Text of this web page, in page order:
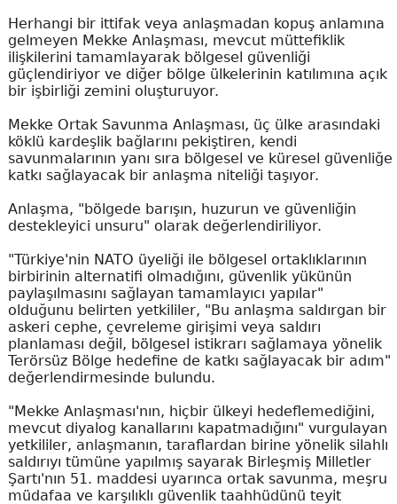
Herhangi bir ittifak veya anlaşmadan kopuş anlamına
gelmeyen Mekke Anlaşması, mevcut müttefiklik
ilişkilerini tamamlayarak bölgesel güvenliği
güçlendiriyor ve diğer bölge ülkelerinin katılımına açık
bir işbirliği zemini oluşturuyor.
Mekke Ortak Savunma Anlaşması, üç ülke arasındaki
köklü kardeşlik bağlarını pekiştiren, kendi
savunmalarının yanı sıra bölgesel ve küresel güvenliğe
katkı sağlayacak bir anlaşma niteliği taşıyor.
Anlaşma, "bölgede barışın, huzurun ve güvenliğin
destekleyici unsuru" olarak değerlendiriliyor.
"Türkiye'nin NATO üyeliği ile bölgesel ortaklıklarının
birbirinin alternatifi olmadığını, güvenlik yükünün
paylaşılmasını sağlayan tamamlayıcı yapılar"
olduğunu belirten yetkililer, "Bu anlaşma saldırgan bir
askeri cephe, çevreleme girişimi veya saldırı
planlaması değil, bölgesel istikrarı sağlamaya yönelik
Terörsüz Bölge hedefine de katkı sağlayacak bir adım"
değerlendirmesinde bulundu.
"Mekke Anlaşması'nın, hiçbir ülkeyi hedeflemediğini,
mevcut diyalog kanallarını kapatmadığını" vurgulayan
yetkililer, anlaşmanın, taraflardan birine yönelik silahlı
saldırıyı tümüne yapılmış sayarak Birleşmiş Milletler
Şartı'nın 51. maddesi uyarınca ortak savunma, meşru
müdafaa ve karşılıklı güvenlik taahhüdünü teyit